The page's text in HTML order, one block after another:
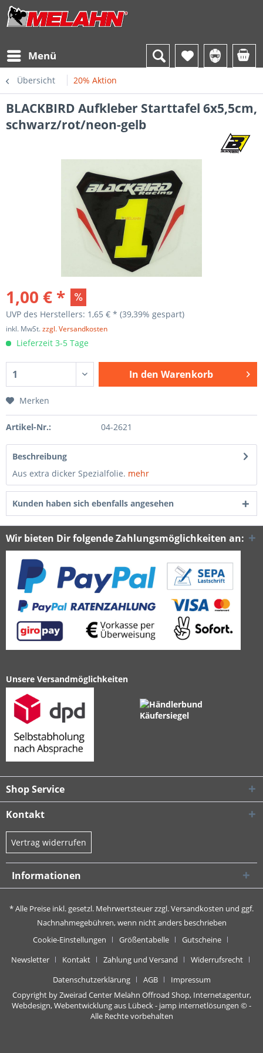
Menü
Übersicht 20% Aktion
BLACKBIRD Aufkleber Starttafel 6x5,5cm,
schwarz/rot/neon-gelb
1,00 € *
UVP des Herstellers: 1,65 € * (39,39% gespart)
inkl. MwSt.zzgl. Versandkosten
Lieferzeit 3-5 Tage
In den Warenkorb
Merken
Artikel-Nr.: 04-2621
Beschreibung
Aus extra dicker Spezialfolie. mehr
Kunden haben sich ebenfalls angesehen
Wir bieten Dir folgende Zahlungsmöglichkeiten an:
Unsere Versandmöglichkeiten
Shop Service
Kontakt
Vertrag widerrufen
Informationen
* Alle Preise inkl. gesetzl. Mehrwertsteuer zzgl.Versandkosten und ggf.
Nachnahmegebühren, wenn nicht anders beschrieben
Cookie-Einstellungen
Größentabelle
Gutscheine
Newsletter
Kontakt Zahlung und Versand
Widerrufsrecht
Datenschutzerklärung
AGB
Impressum
Copyright by Zweirad Center Melahn Offroad Shop, Internetagentur,
Webdesign, Webentwicklung aus Lübeck - jamp internetlösungen © -
Alle Rechte vorbehalten